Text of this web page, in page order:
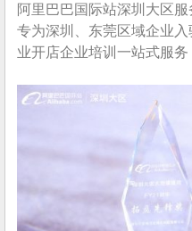
阿里巴巴国际站深圳大区
专为深圳、东莞区域企业
业开店企业培训一站式服务